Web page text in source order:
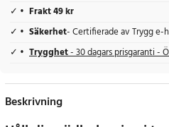
Frakt 49 kr
Säkerhet- Certifierade av Trygg e-
Trygghet- 30 dagars prisgaranti -
Beskrivning